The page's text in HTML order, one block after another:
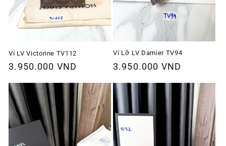
Ví LV Victorine TV112
Giá
thường
3.950.000 VND
Ví Lỡ LV Damier TV94
Giá
thường
3.950.000 VND